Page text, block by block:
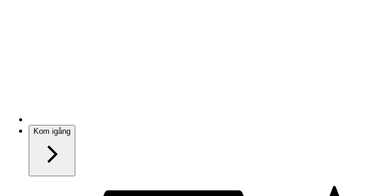
Kom igång